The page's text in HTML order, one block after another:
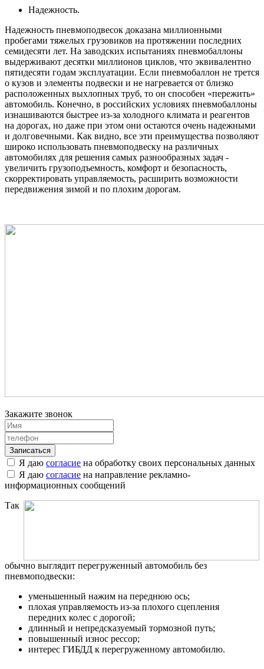
Надежность.
Надежность пневмоподвесок доказана миллионными
пробегами тяжелых грузовиков на протяжении последних
семидесяти лет. На заводских испытаниях пневмобаллоны
выдерживают десятки миллионов циклов, что эквивалентно
пятидесяти годам эксплуатации. Если пневмобаллон не трется
о кузов и элементы подвески и не нагревается от близко
расположенных выхлопных труб, то он способен «пережить»
автомобиль. Конечно, в российских условиях пневмобаллоны
изнашиваются быстрее из-за холодного климата и реагентов
на дорогах, но даже при этом они остаются очень надежными
и долговечными. Как видно, все эти преимущества позволяют
широко использовать пневмоподвеску на различных
автомобилях для решения самых разнообразных задач -
увеличить грузоподъемность, комфорт и безопасность,
скорректировать управляемость, расширить возможности
передвижения зимой и по плохим дорогам.
Закажите звонок
Я даю согласие на обработку своих персональных данных
Я даю согласие на направление рекламно-
информационных сообщений
Так
обычно выглядит перегруженный автомобиль без
пневмоподвески:
уменьшенный нажим на переднюю ось;
плохая управляемость из-за плохого сцепления
передних колес с дорогой;
длинный и непредсказуемый тормозной путь;
повышенный износ рессор;
интерес ГИБДД к перегруженному автомобилю.